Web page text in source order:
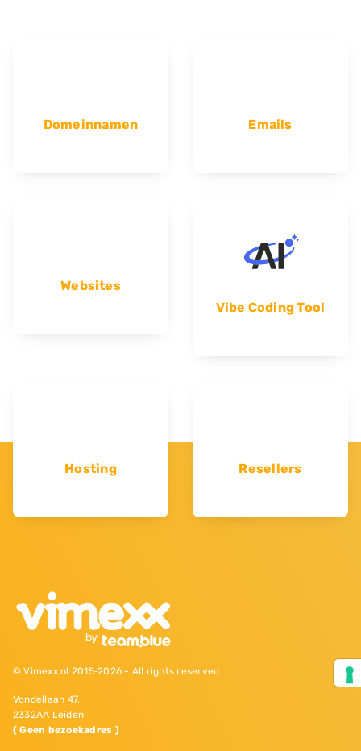
Domeinnamen Emails
Websites
Vibe Coding Tool
Hosting Resellers
© Vimexx.nl 2015‐2026 - All rights reserved
Vondellaan 47,
2332AA Leiden
( Geen bezoekadres )